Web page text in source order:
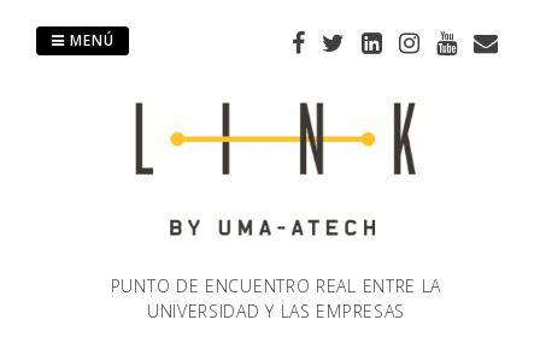
PUNTO DE ENCUENTRO REAL ENTRE LA
UNIVERSIDAD Y LAS EMPRESAS
MENÚ